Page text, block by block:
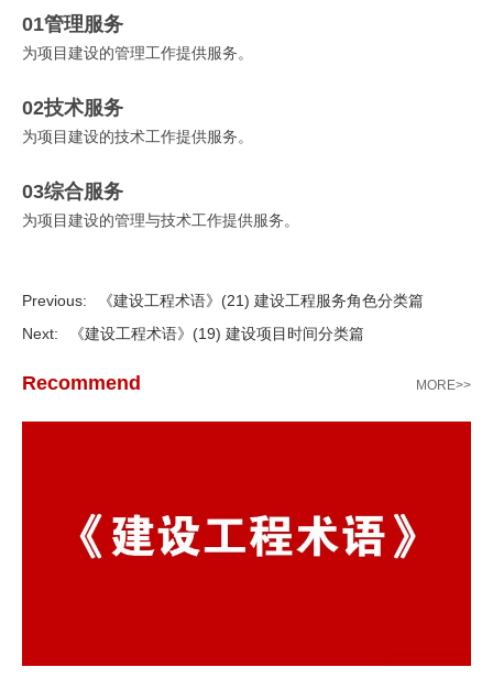
01管理服务
为项目建设的管理工作提供服务。
02技术服务
为项目建设的技术工作提供服务。
03综合服务
为项目建设的管理与技术工作提供服务。
Previous:
《建设工程术语》(21) 建设工程服务角色分类篇
Next:
《建设工程术语》(19) 建设项目时间分类篇
Recommend MORE>>